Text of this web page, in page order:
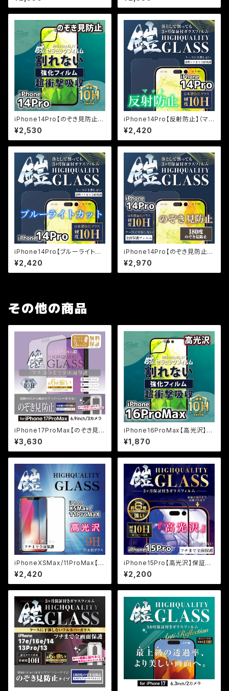
『鎧』全面フルカバー ルカバー
iPhone14Pro【のぞき見防止】
割れないセラミックフィルム『鎧』
全面フルカバー
¥2,530
iPhone14Pro【反射防止】（マッ
ト）保証付きガラスフィルム『鎧』
全面フルカバー
¥2,420
iPhone14Pro【ブルーライトカ
ット】保証付きガラスフィルム
『鎧』全面フルカバー
¥2,420
iPhone14Pro【のぞき見防止】
保証付きガラスフィルム『鎧』全
面フルカバー
¥2,970
その他の商品
iPhone17ProMax【のぞき見防
止＆ブルーライトカット】3カ月保
証付き『ガラスフィルム鎧』全面フ
ルカバー（黒フチタイプ）＜貼り
¥3,630
iPhone16ProMax【高光沢】割
れないセラミックフィルム『鎧』全
面フルカバー
¥1,870
iPhoneXSMax/11ProMax【高
光沢】保証付きガラスフィルム
『鎧』全面フルカバー
¥2,420
iPhone15Pro【高光沢】保証付
きガラスフィルム『鎧』全面フルカ
バー
¥2,200